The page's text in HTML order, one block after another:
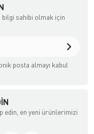
bilgi sahibi olmak için
posta almayı kabul
edin, en yeni ürünlerimizi